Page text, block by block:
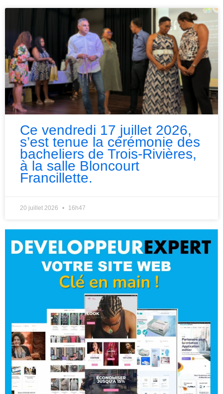
Ce vendredi 17 juillet 2026,
s’est tenue la cérémonie des
bacheliers de Trois-Rivières,
à la salle Bloncourt
Francillette.
20 juillet 2026 16h47